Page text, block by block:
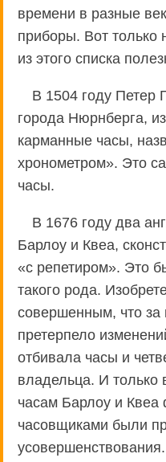
времени в разные
приборы. Вот только
из этого списка
В 1504 году Петер
города Нюрнберга,
карманные часы,
хронометром». Это
часы.
В 1676 году два
Барлоу и Квеа,
«с репетиром». Это
такого рода.
совершенным, что за
претерпело
отбивала часы и
владельца. И только
часам Барлоу и Квеа
часовщиками были
усовершенствования.